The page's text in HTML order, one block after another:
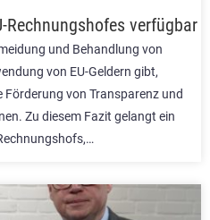
Rechnungshofes verfügbar
und Behandlung von
von EU-Geldern gibt,
Förderung von Transparenz und
Zu diesem Fazit gelangt ein